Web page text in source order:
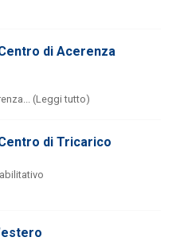
di Acerenza
(Leggi tutto)
di Tricarico